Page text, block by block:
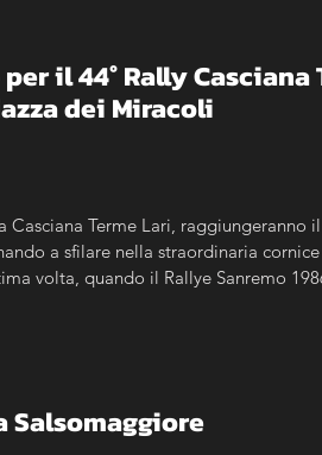
il 44° Rally Casciana
dei Miracoli
Casciana Terme Lari, raggiungeranno
a sfilare nella straordinaria
volta, quando il Rallye Sanremo
Salsomaggiore